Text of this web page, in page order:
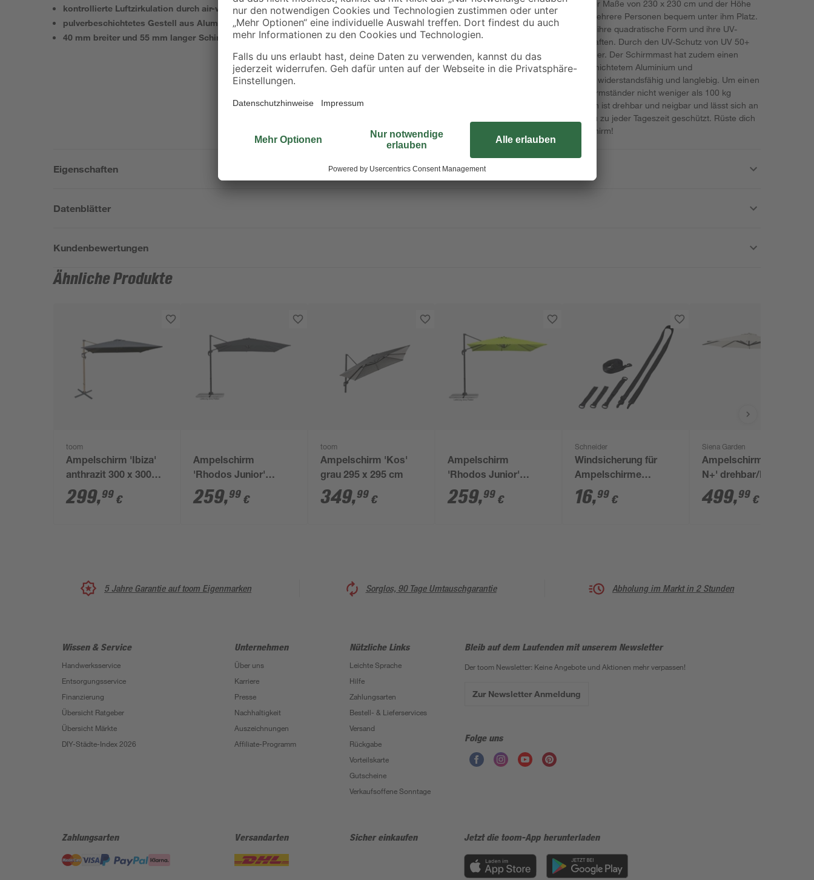
kontrollierte Luftzirkulation durch air-vent
pulverbeschichtetes Gestell aus Aluminium und Stahl
40 mm breiter und 55 mm langer Schirmstock
Ampelschirm 'Rhodos Junior' ans Herz. Dank der Maße von 230 x 230 cm und der Höhe
von 239 cm im aufgespannten Zustand finden mehrere Personen bequem unter ihm Platz.
Die Bespannung aus Polyester überzeugt durch ihre quadratische Form und ihre UV-
beständigen und wasserabweisenden Eigenschaften. Durch den UV-Schutz von UV 50+
bist du stundenlang vor Sonneneinstrahlung sicher. Der Schirmmast hat zudem einen
Durchmesser von 55 mm. Da er aus pulverbeschichtetem Aluminium und
pulverbeschichtetem Stahl besteht, ist er höchst widerstandsfähig und langlebig. Um einen
sicheren Stand zu gewährleisten, sollte der Schirmständer nicht weniger als 100 kg
wiegen. Besonders praktisch: Der Sonnenschirm ist drehbar und neigbar und lässt sich an
den aktuellen Sonnenstand anpassen. So bist du zu jeder Tageszeit geschützt. Rüste dich
jetzt für lange Sommertage mit diesem Ampelschirm!
Eigenschaften
Datenblätter
Kundenbewertungen
Ähnliche Produkte
toom
Ampelschirm 'Ibiza'
anthrazit 300 x 300
cm
299,99 €
Ampelschirm
'Rhodos Junior'
drehbar/neigbar 270 x
270 cm
259,99 €
toom
Ampelschirm 'Kos'
grau 295 x 295 cm
349,99 €
Ampelschirm
'Rhodos Junior'
drehbar/neigbar 270 x
270 cm
259,99 €
Schneider
Windsicherung für
Ampelschirme
schwarz
16,99 €
Siena Garden
Ampelschirm 'Fagus
N+' drehbar/knickbar
Ø 350 cm
499,99 €
5 Jahre Garantie auf toom Eigenmarken Sorglos, 90 Tage Umtauschgarantie Abholung im Markt in 2 Stunden
Wissen & Service
Handwerksservice
Entsorgungsservice
Finanzierung
Übersicht Ratgeber
Übersicht Märkte
DIY-Städte-Index 2026
Unternehmen
Über uns
Karriere
Presse
Nachhaltigkeit
Auszeichnungen
Affiliate-Programm
Nützliche Links
Leichte Sprache
Hilfe
Zahlungsarten
Bestell- & Lieferservices
Versand
Rückgabe
Vorteilskarte
Gutscheine
Verkaufsoffene Sonntage
Bleib auf dem Laufenden mit unserem Newsletter
Der toom Newsletter: Keine Angebote und Aktionen mehr verpassen!
Zur Newsletter Anmeldung
Folge uns
Zahlungsarten Versandarten Sicher einkaufen Jetzt die toom-App herunterladen